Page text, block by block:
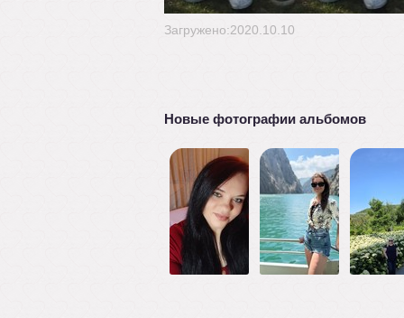
Загружено:2020.10.10
Новые фотографии альбомов